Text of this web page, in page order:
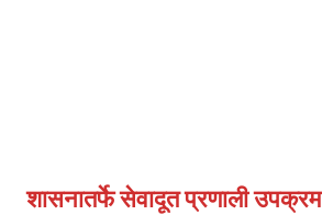
शासनातर्फे सेवादूत प्रणाली उपक्रम